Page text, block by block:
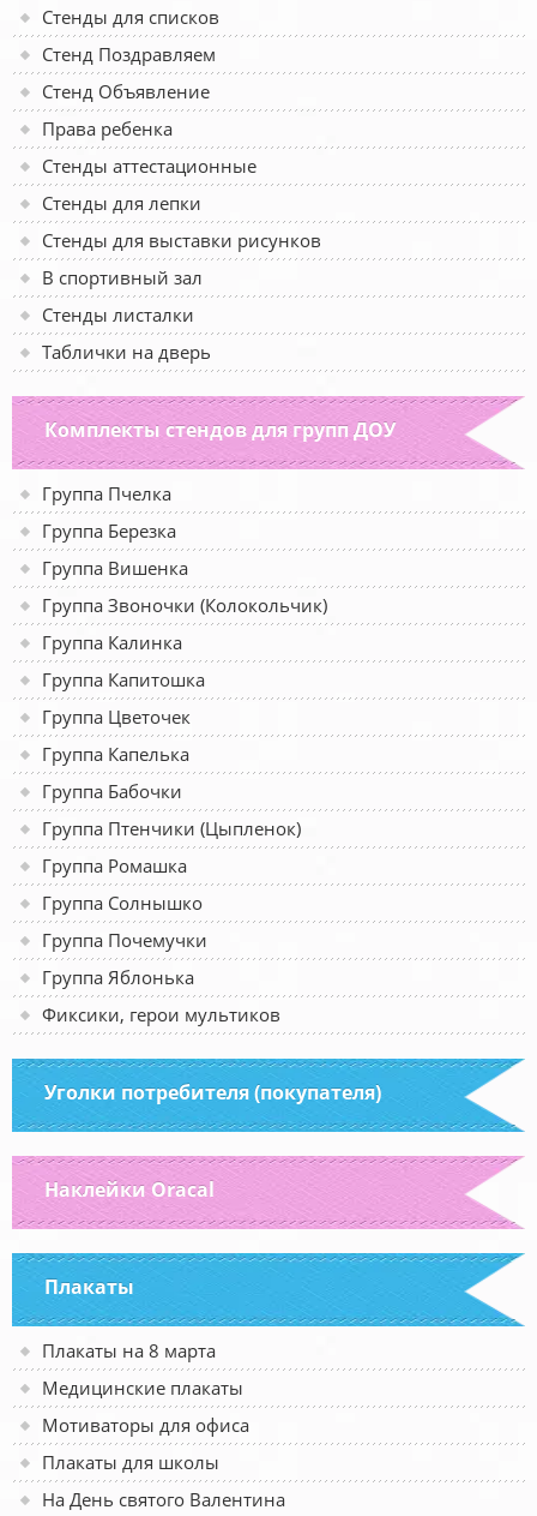
Стенды для списков
Стенд Поздравляем
Стенд Объявление
Права ребенка
Стенды аттестационные
Стенды для лепки
Стенды для выставки рисунков
В спортивный зал
Стенды листалки
Таблички на дверь
Комплекты стендов для групп ДОУ
Группа Пчелка
Группа Березка
Группа Вишенка
Группа Звоночки (Колокольчик)
Группа Калинка
Группа Капитошка
Группа Цветочек
Группа Капелька
Группа Бабочки
Группа Птенчики (Цыпленок)
Группа Ромашка
Группа Солнышко
Группа Почемучки
Группа Яблонька
Фиксики, герои мультиков
Уголки потребителя (покупателя)
Наклейки Oracal
Плакаты
Плакаты на 8 марта
Медицинские плакаты
Мотиваторы для офиса
Плакаты для школы
На День святого Валентина